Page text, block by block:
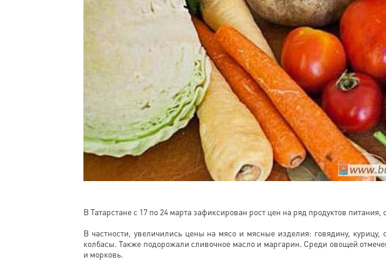
В Татарстане с 17 по 24 марта зафиксирован рост цен на ряд продуктов питания,
В частности, увеличились цены на мясо и мясные изделия: говядину, курицу,
колбасы. Также подорожали сливочное масло и маргарин. Среди овощей
и морковь.